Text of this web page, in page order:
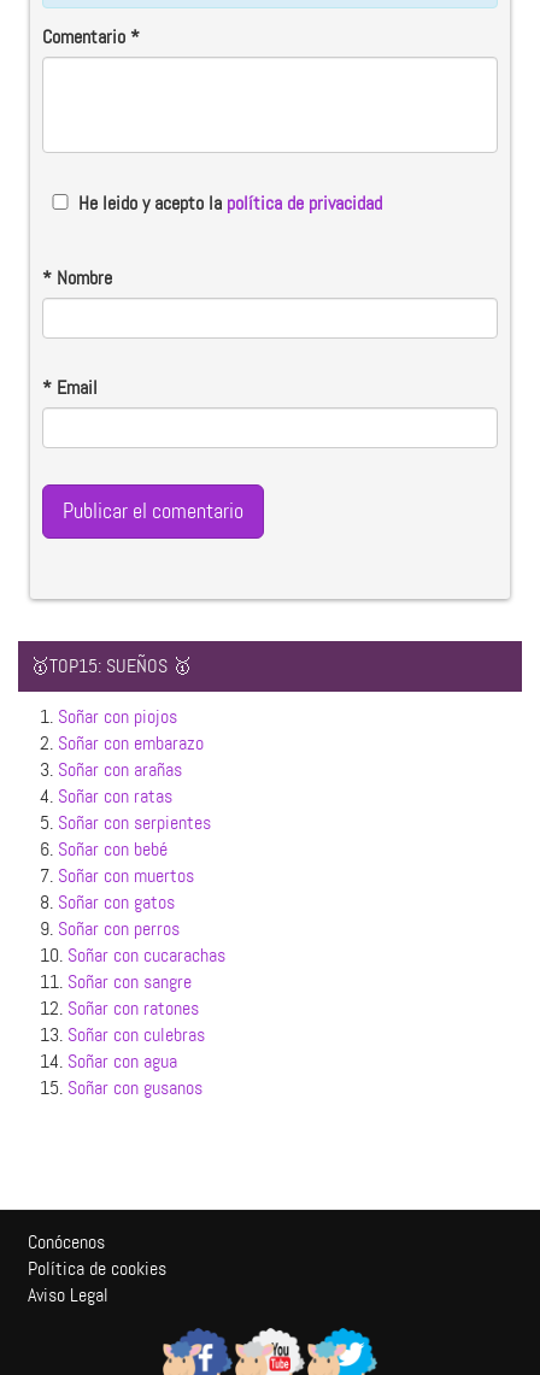
Comentario*
He leido y acepto la política de privacidad
* Nombre
* Email
🥇TOP15: SUEÑOS 🥇
1. Soñar con piojos
2. Soñar con embarazo
3. Soñar con arañas
4. Soñar con ratas
5. Soñar con serpientes
6. Soñar con bebé
7. Soñar con muertos
8. Soñar con gatos
9. Soñar con perros
10. Soñar con cucarachas
11. Soñar con sangre
12. Soñar con ratones
13. Soñar con culebras
14. Soñar con agua
15. Soñar con gusanos
Conócenos
Política de cookies
Aviso Legal